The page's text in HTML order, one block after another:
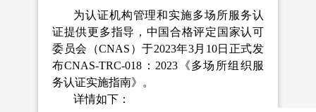
为认证机构管理和实施多场所服务认
证提供更多指导，中国合格评定国家认可
委员会（CNAS）于2023年3月10日正式发
布CNAS-TRC-018：2023《多场所组织服
务认证实施指南》。
详情如下：